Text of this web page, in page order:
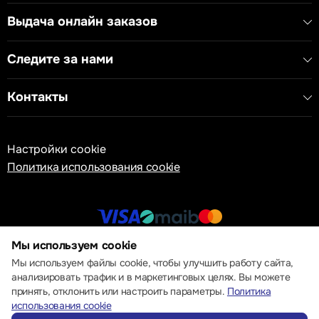
Выдача онлайн заказов
Следите за нами
Контакты
Настройки cookie
Политика использования cookie
© 2013 – 2026 ECOM
Мы используем cookie
Мы используем файлы cookie, чтобы улучшить работу сайта,
анализировать трафик и в маркетинговых целях. Вы можете
принять, отклонить или настроить параметры. Политика
использования cookie